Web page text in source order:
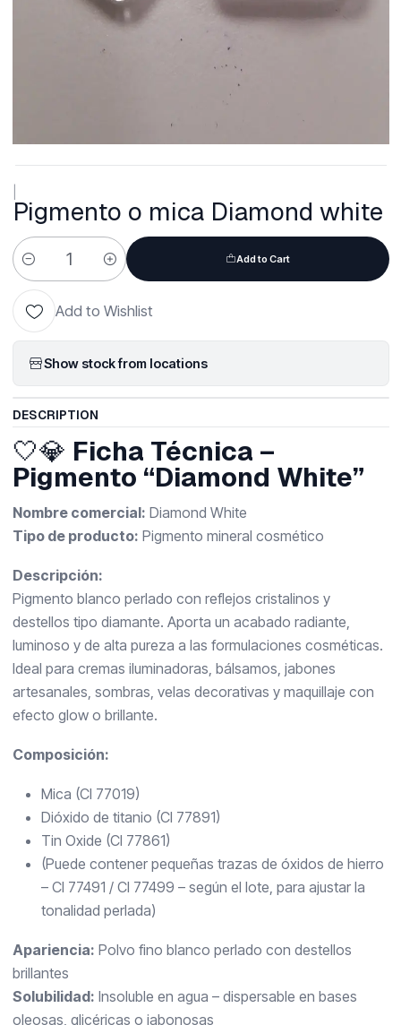
Pigmento o mica Diamond white
Quantity
Add to Cart
Add to Wishlist
Show stock from locations
DESCRIPTION
🤍💎 Ficha Técnica –
Pigmento “Diamond White”
Nombre comercial: Diamond White
Tipo de producto: Pigmento mineral cosmético
Descripción:
Pigmento blanco perlado con reflejos cristalinos y
destellos tipo diamante. Aporta un acabado radiante,
luminoso y de alta pureza a las formulaciones cosméticas.
Ideal para cremas iluminadoras, bálsamos, jabones
artesanales, sombras, velas decorativas y maquillaje con
efecto glow o brillante.
Composición:
Mica (CI 77019)
Dióxido de titanio (CI 77891)
Tin Oxide (CI 77861)
(Puede contener pequeñas trazas de óxidos de hierro
– CI 77491 / CI 77499 – según el lote, para ajustar la
tonalidad perlada)
Apariencia: Polvo fino blanco perlado con destellos
brillantes
Solubilidad: Insoluble en agua – dispersable en bases
oleosas, glicéricas o jabonosas